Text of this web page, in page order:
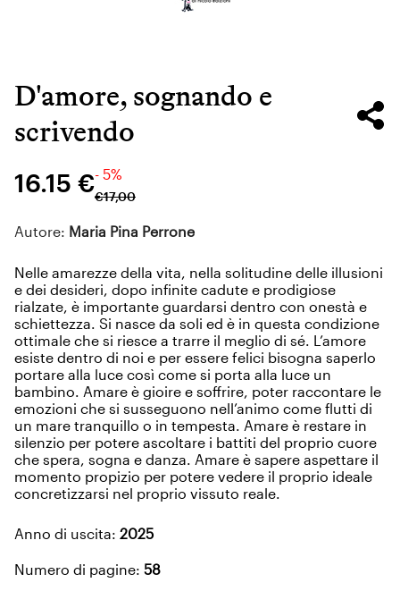
D'amore, sognando e
scrivendo
16.15 €- 5%
€17,00
Autore: Maria Pina Perrone
Nelle amarezze della vita, nella solitudine delle illusioni
e dei desideri, dopo infinite cadute e prodigiose
rialzate, è importante guardarsi dentro con onestà e
schiettezza. Si nasce da soli ed è in questa condizione
ottimale che si riesce a trarre il meglio di sé. L’amore
esiste dentro di noi e per essere felici bisogna saperlo
portare alla luce così come si porta alla luce un
bambino. Amare è gioire e soffrire, poter raccontare le
emozioni che si susseguono nell’animo come flutti di
un mare tranquillo o in tempesta. Amare è restare in
silenzio per potere ascoltare i battiti del proprio cuore
che spera, sogna e danza. Amare è sapere aspettare il
momento propizio per potere vedere il proprio ideale
concretizzarsi nel proprio vissuto reale.
Anno di uscita: 2025
Numero di pagine: 58